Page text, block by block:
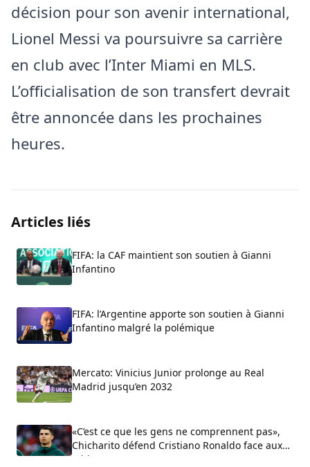
décision pour son avenir international,
Lionel Messi va poursuivre sa carrière
en club avec l’Inter Miami en MLS.
L’officialisation de son transfert devrait
être annoncée dans les prochaines
heures.
Articles liés
FIFA: la CAF maintient son soutien à Gianni
Infantino
FIFA: l’Argentine apporte son soutien à Gianni
Infantino malgré la polémique
Mercato: Vinicius Junior prolonge au Real
Madrid jusqu’en 2032
«C’est ce que les gens ne comprennent pas»,
Chicharito défend Cristiano Ronaldo face aux
critiques sur son arrogance